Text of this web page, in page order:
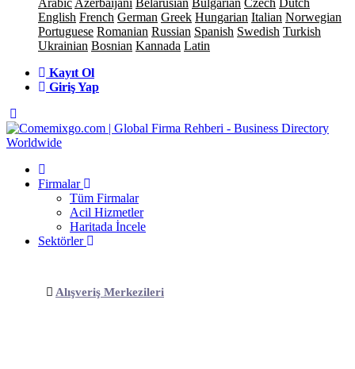
Arabic Azerbaijani Belarusian Bulgarian Czech Dutch
English French German Greek Hungarian Italian Norwegian
Portuguese Romanian Russian Spanish Swedish Turkish
Ukrainian Bosnian Kannada Latin
Kayıt Ol
Giriş Yap
Firmalar
Tüm Firmalar
Acil Hizmetler
Haritada İncele
Sektörler
Alışveriş Merkezileri